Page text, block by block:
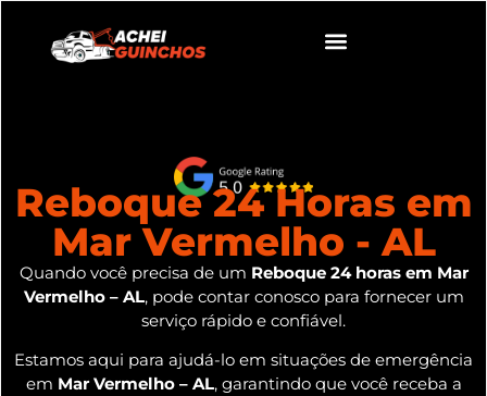
Reboque 24 Horas em
Mar Vermelho - AL
Quando você precisa de um Reboque 24 horas em Mar
Vermelho – AL, pode contar conosco para fornecer um
serviço rápido e confiável.
Estamos aqui para ajudá-lo em situações de emergência
em Mar Vermelho – AL, garantindo que você receba a